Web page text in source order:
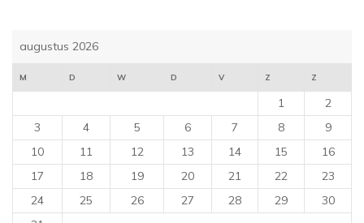
augustus 2026
M D W D V Z Z
1
2
3
4 5 6 7 8
9
10
11 12 13 14 15
16
17
18 19 20 21 22
23
24
25 26 27 28 29
30